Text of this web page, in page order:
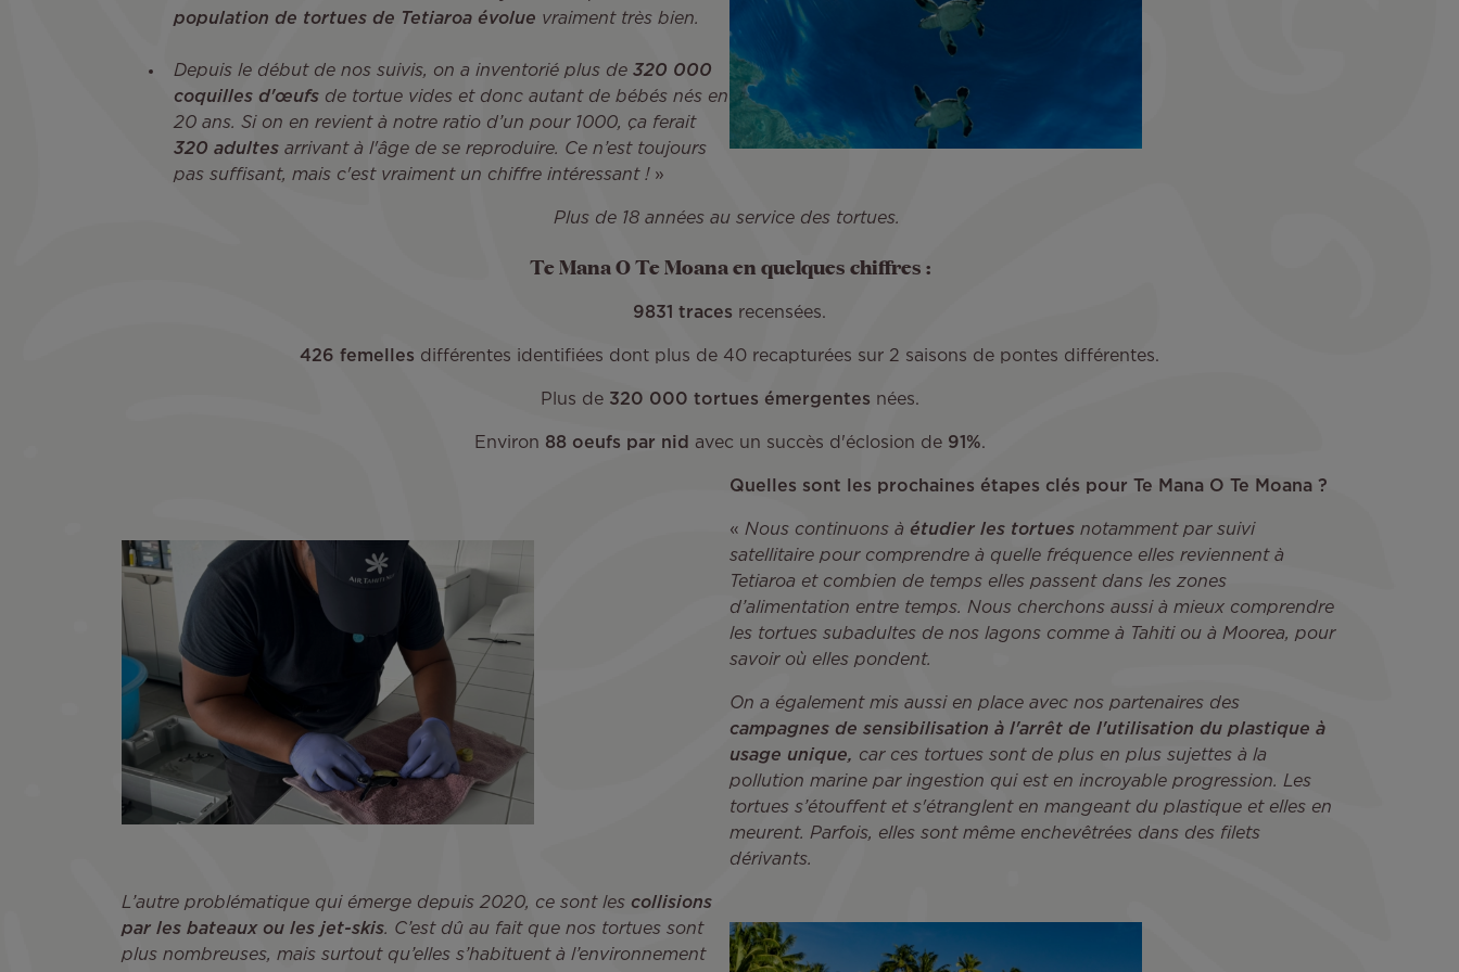
population de tortues de Tetiaroa évolue vraiment très bien.
Depuis le début de nos suivis, on a inventorié plus de 320 000
coquilles d'œufs de tortue vides et donc autant de bébés nés en
20 ans. Si on en revient à notre ratio d’un pour 1000, ça ferait
320 adultes arrivant à l'âge de se reproduire. Ce n’est toujours
pas suffisant, mais c'est vraiment un chiffre intéressant ! »
Plus de 18 années au service des tortues.
Te Mana O Te Moana en quelques chiffres :
9831 traces recensées.
426 femelles différentes identifiées dont plus de 40 recapturées sur 2 saisons de pontes différentes.
Plus de 320 000 tortues émergentes nées.
Environ 88 oeufs par nid avec un succès d'éclosion de 91%.
Quelles sont les prochaines étapes clés pour Te Mana O Te Moana ?
« Nous continuons à étudier les tortues notamment par suivi
satellitaire pour comprendre à quelle fréquence elles reviennent à
Tetiaroa et combien de temps elles passent dans les zones
d’alimentation entre temps. Nous cherchons aussi à mieux comprendre
les tortues subadultes de nos lagons comme à Tahiti ou à Moorea, pour
savoir où elles pondent.
On a également mis aussi en place avec nos partenaires des
campagnes de sensibilisation à l'arrêt de l'utilisation du plastique à
usage unique, car ces tortues sont de plus en plus sujettes à la
pollution marine par ingestion qui est en incroyable progression. Les
tortues s’étouffent et s'étranglent en mangeant du plastique et elles en
meurent. Parfois, elles sont même enchevêtrées dans des filets
dérivants.
L’autre problématique qui émerge depuis 2020, ce sont les collisions
par les bateaux ou les jet-skis. C’est dû au fait que nos tortues sont
plus nombreuses, mais surtout qu’elles s’habituent à l’environnement